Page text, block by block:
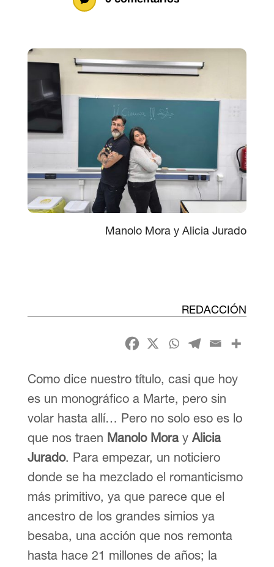
Manolo Mora y Alicia Jurado
REDACCIÓN
Como dice nuestro título, casi que hoy
es un monográfico a Marte, pero sin
volar hasta allí… Pero no solo eso es lo
que nos traen Manolo Moray Alicia
Jurado. Para empezar, un noticiero
donde se ha mezclado el romanticismo
más primitivo, ya que parece que el
ancestro de los grandes simios ya
besaba, una acción que nos remonta
hasta hace 21 millones de años; la